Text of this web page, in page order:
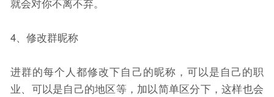
4、修改群昵称
进群的每个人都修改下自己的昵称，可以是自己的职
业、可以是自己的地区等，加以简单区分下，这样也会